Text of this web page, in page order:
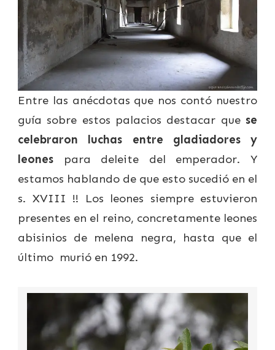
Entre las anécdotas que nos contó nuestro
guía sobre estos palacios destacar que se
celebraron luchas entre gladiadores y
leones para deleite del emperador. Y
estamos hablando de que esto sucedió en el
s. XVIII !! Los leones siempre estuvieron
presentes en el reino, concretamente leones
abisinios de melena negra, hasta que el
último murió en 1992.